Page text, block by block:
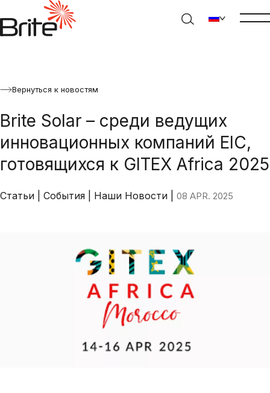
Вернуться к новостям
Brite Solar – среди ведущих
инновационных компаний EIC,
готовящихся к GITEX Africa 2025
Статьи События Наши Новости 08 APR. 2025